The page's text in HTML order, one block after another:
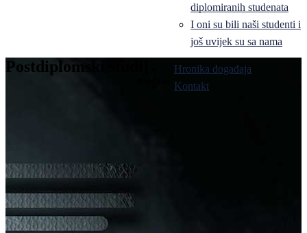
diplomiranih studenata
I oni su bili naši studenti i
još uvijek su sa nama
Hronika događaja
Kontakt
Postdiplomski studij